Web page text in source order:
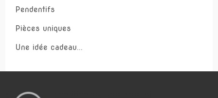
Pendentifs
Pièces uniques
Une idée cadeau...